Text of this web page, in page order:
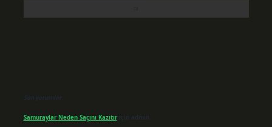
Son yorumlar
Samuraylar Neden Saçını Kazıtıriçin admin